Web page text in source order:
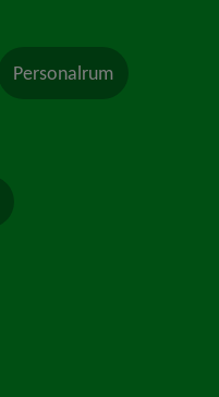
Personalrum